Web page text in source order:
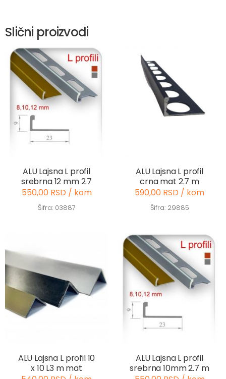
Slični proizvodi
ALU Lajsna L profil
srebrna 12 mm 2.7
550,00 RSD / kom
Šifra: 03887
ALU Lajsna L profil
crna mat 2.7 m
590,00 RSD / kom
Šifra: 29885
ALU Lajsna L profil 10
x 10 L3 m mat
ALU Lajsna L profil
srebrna 10mm 2.7 m